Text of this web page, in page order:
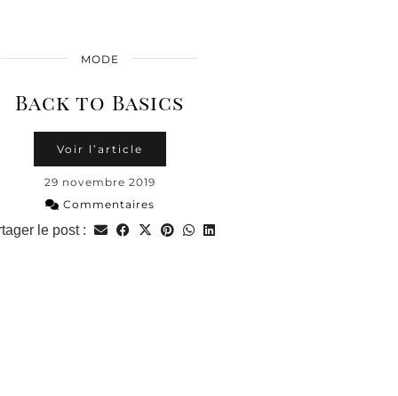
MODE
Back to Basics
Voir l’article
29 novembre 2019
Commentaires
le post :